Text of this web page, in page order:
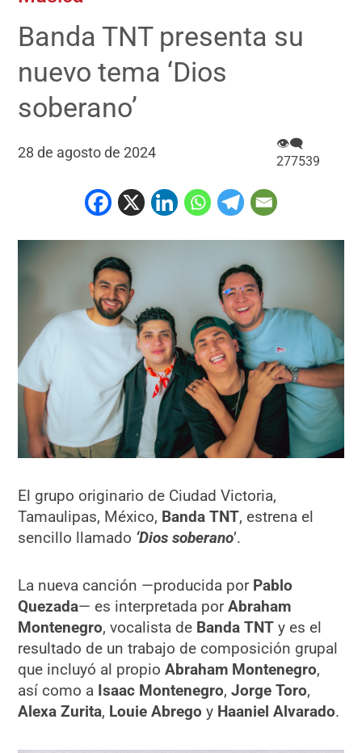
Banda TNT presenta su
nuevo tema ‘Dios
soberano’
28 de agosto de 2024
👁‍🗨
277539
El grupo originario de Ciudad Victoria,
Tamaulipas, México, Banda TNT, estrena el
sencillo llamado ‘Dios soberano’.
La nueva canción —producida por Pablo
Quezada— es interpretada porAbraham
Montenegro, vocalista de Banda TNT y es el
resultado de un trabajo de composición grupal
que incluyó al propioAbraham Montenegro,
así como a Isaac Montenegro,Jorge Toro,
Alexa Zurita, Louie Abrego y Haaniel Alvarado.